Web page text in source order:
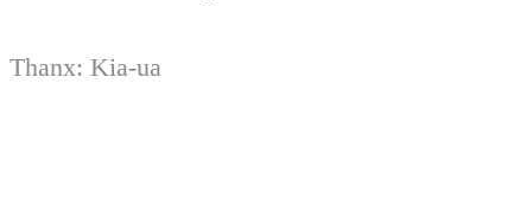
Thanx: Kia-ua